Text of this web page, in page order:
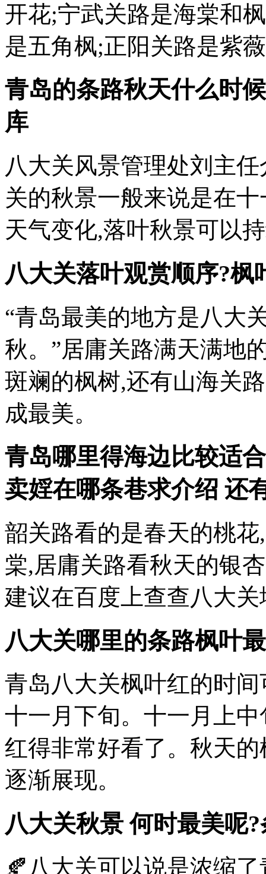
开花;宁武关路是海棠和
是五角枫;正阳关路是紫
青岛的条路秋天什么时
库
八大关风景管理处刘主
关的秋景一般来说是在
天气变化,落叶秋景可以
八大关落叶观赏顺序?枫
“青岛最美的地方是八大
秋。”居庸关路满天满地
斑斓的枫树,还有山海关
成最美。
青岛哪里得海边比较适
卖婬在哪条巷求介绍 还
韶关路看的是春天的桃
棠,居庸关路看秋天的银
建议在百度上查查八大
八大关哪里的条路枫叶
青岛八大关枫叶红的时
十一月下旬。十一月上
红得非常好看了。秋天
逐渐展现。
八大关秋景 何时最美呢
🍂八大关可以说是浓缩